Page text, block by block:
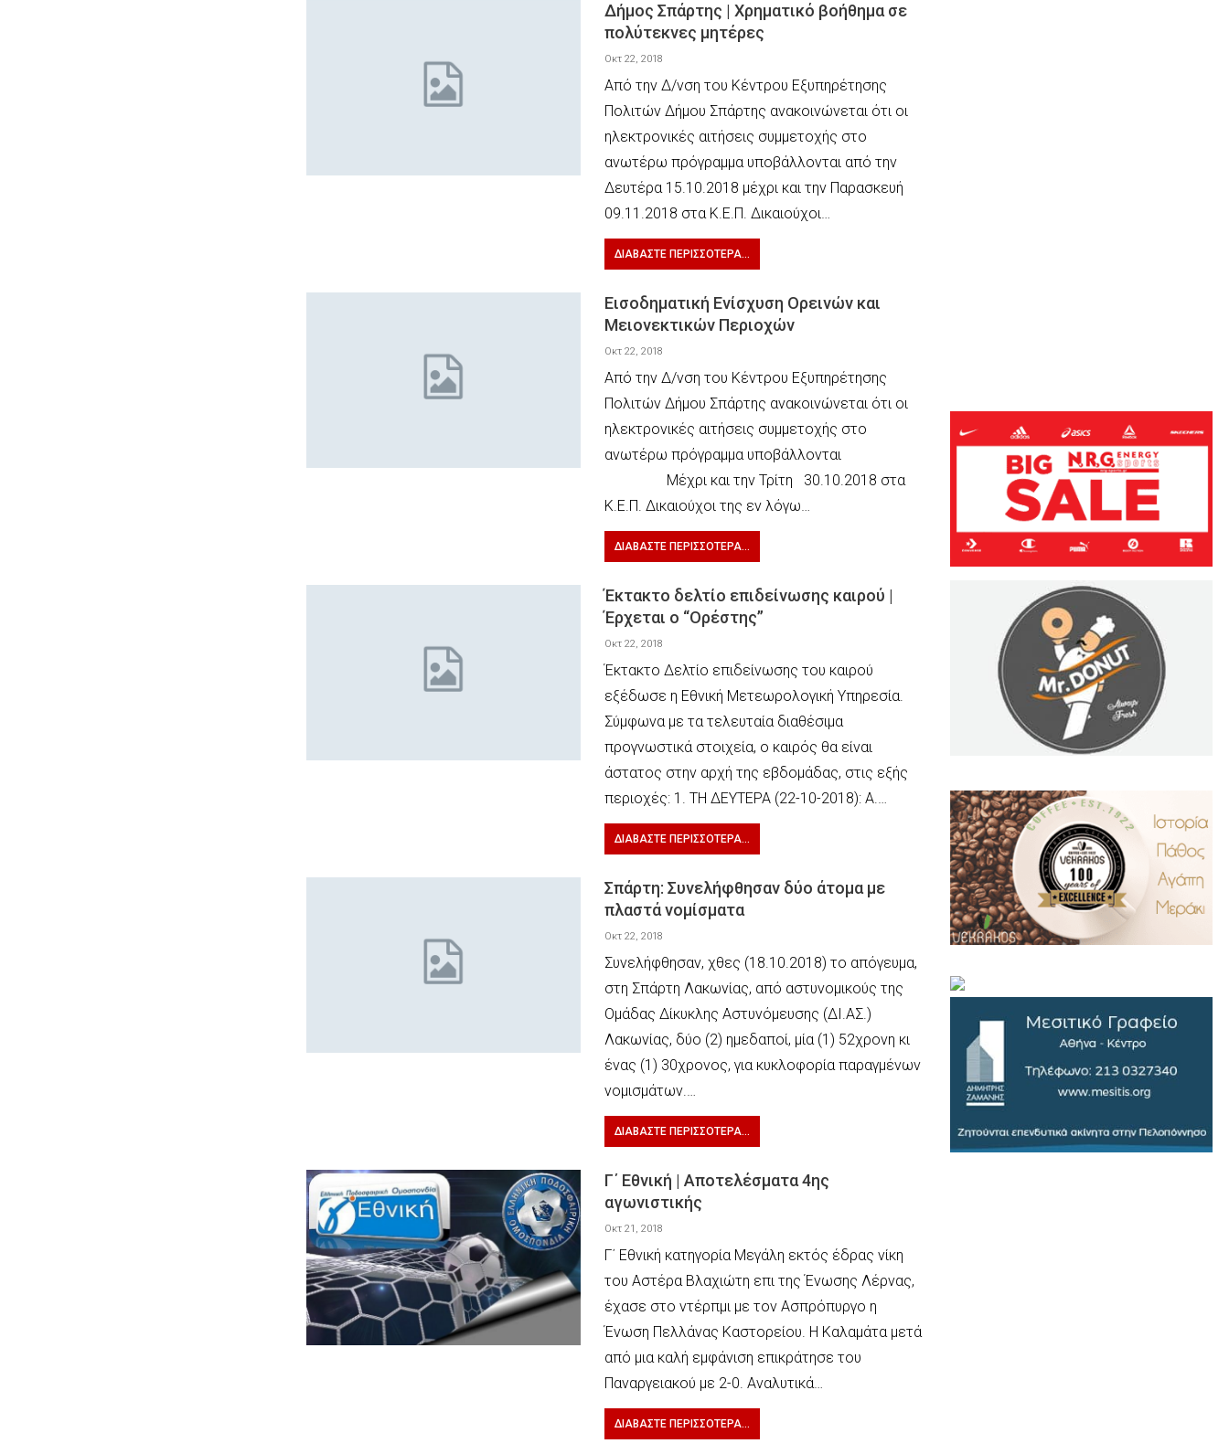
Δήμος Σπάρτης | Χρηματικό βοήθημα σε
πολύτεκνες μητέρες
Οκτ 22, 2018
Από την Δ/νση του Κέντρου Εξυπηρέτησης
Πολιτών Δήμου Σπάρτης ανακοινώνεται ότι οι
ηλεκτρονικές αιτήσεις συμμετοχής στο
ανωτέρω πρόγραμμα υποβάλλονται από την
Δευτέρα 15.10.2018 μέχρι και την Παρασκευή
09.11.2018 στα Κ.Ε.Π. Δικαιούχοι…
ΔΙΑΒΆΣΤΕ ΠΕΡΙΣΣΌΤΕΡΑ...
Εισοδηματική Ενίσχυση Ορεινών και
Μειονεκτικών Περιοχών
Οκτ 22, 2018
Από την Δ/νση του Κέντρου Εξυπηρέτησης
Πολιτών Δήμου Σπάρτης ανακοινώνεται ότι οι
ηλεκτρονικές αιτήσεις συμμετοχής στο
ανωτέρω πρόγραμμα υποβάλλονται
Μέχρι και την Τρίτη 30.10.2018 στα
Κ.Ε.Π. Δικαιούχοι της εν λόγω…
ΔΙΑΒΆΣΤΕ ΠΕΡΙΣΣΌΤΕΡΑ...
Έκτακτο δελτίο επιδείνωσης καιρού |
Έρχεται ο “Ορέστης”
Οκτ 22, 2018
Έκτακτο Δελτίο επιδείνωσης του καιρού
εξέδωσε η Εθνική Μετεωρολογική Υπηρεσία.
Σύμφωνα με τα τελευταία διαθέσιμα
προγνωστικά στοιχεία, ο καιρός θα είναι
άστατος στην αρχή της εβδομάδας, στις εξής
περιοχές: 1. ΤΗ ΔΕΥΤΕΡΑ (22-10-2018): Α.…
ΔΙΑΒΆΣΤΕ ΠΕΡΙΣΣΌΤΕΡΑ...
Σπάρτη: Συνελήφθησαν δύο άτομα με
πλαστά νομίσματα
Οκτ 22, 2018
Συνελήφθησαν, χθες (18.10.2018) το απόγευμα,
στη Σπάρτη Λακωνίας, από αστυνομικούς της
Ομάδας Δίκυκλης Αστυνόμευσης (ΔΙ.ΑΣ.)
Λακωνίας, δύο (2) ημεδαποί, μία (1) 52χρονη κι
ένας (1) 30χρονος, για κυκλοφορία παραγμένων
νομισμάτων.…
ΔΙΑΒΆΣΤΕ ΠΕΡΙΣΣΌΤΕΡΑ...
Γ΄ Εθνική | Αποτελέσματα 4ης
αγωνιστικής
Οκτ 21, 2018
Γ΄ Εθνική κατηγορία Μεγάλη εκτός έδρας νίκη
του Αστέρα Βλαχιώτη επι της Ένωσης Λέρνας,
έχασε στο ντέρπμι με τον Ασπρόπυργο η
Ένωση Πελλάνας Καστορείου. Η Καλαμάτα μετά
από μια καλή εμφάνιση επικράτησε του
Παναργειακού με 2-0. Αναλυτικά…
ΔΙΑΒΆΣΤΕ ΠΕΡΙΣΣΌΤΕΡΑ...